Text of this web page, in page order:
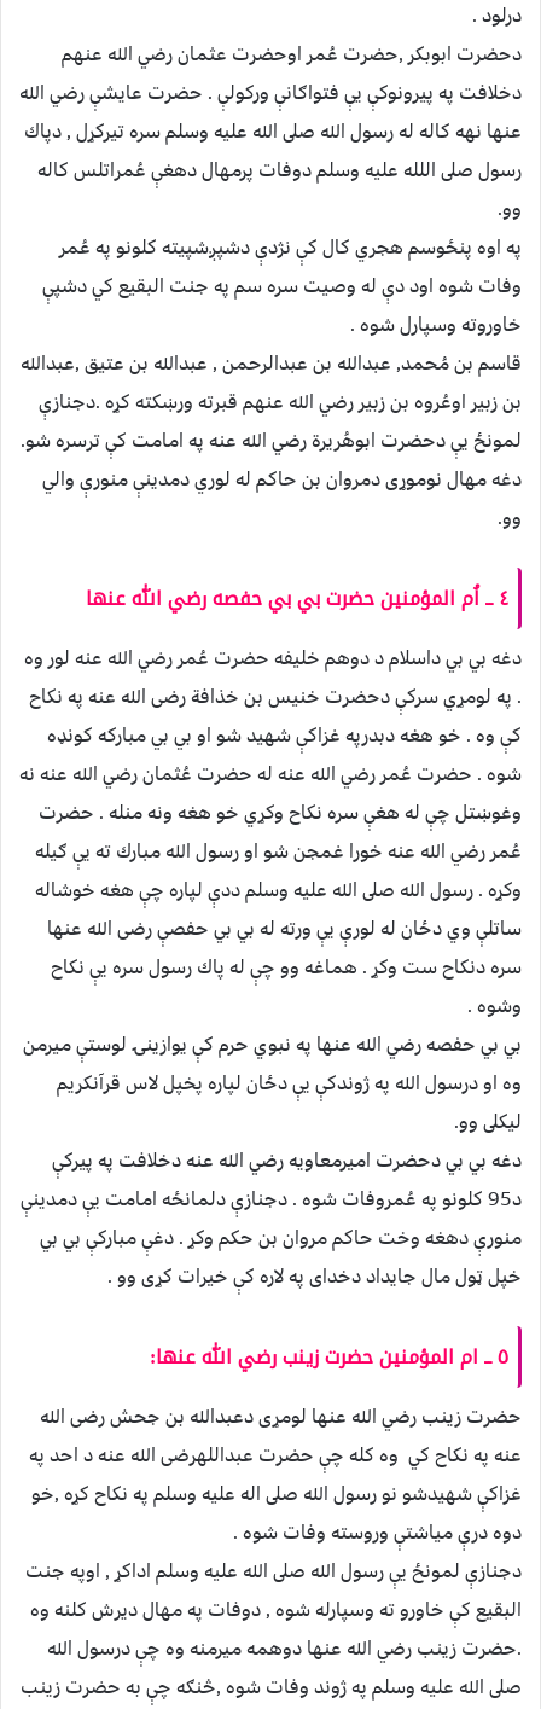
درلود .
دحضرت ابوبكر ,حضرت عُمر اوحضرت عثمان رضي الله عنهم
دخلافت په پيرونوكې يې فتواګانې وركولې . حضرت عايشې رضي الله
عنها نهه كاله له رسول الله صلى الله عليه وسلم سره تيركړل , دپاك
رسول صلى اللله عليه وسلم دوفات پرمهال دهغې عُمراتلس كاله
وو.
په اوه پنځوسم هجري كال كې نژدې دشپږشپيته كلونو په عُمر
وفات شوه اود دې له وصيت سره سم په جنت البقيع كي دشپې
خاوروته وسپارل شوه .
قاسم بن مُحمد, عبدالله بن عبدالرحمن , عبدالله بن عتيق ,عبدالله
بن زبير اوعُروه بن زبير رضي الله عنهم قبرته ورښكته كړه .دجنازې
لمونځ يې دحضرت ابوهُريرة رضي الله عنه په امامت كې ترسره شو.
دغه مهال نوموړى دمروان بن حاكم له لوري دمدينې منورې والي
وو.
٤ ــ اُم المؤمنين حضرت بي بي حفصه رضي الله عنها
دغه بي بي داسلام د دوهم خليفه حضرت عُمر رضي الله عنه لور وه
. په لومړي سركې دحضرت خنيس بن خذافة رضى الله عنه په نكاح
كې وه . خو هغه دبدرپه غزاكې شهيد شو او بي بي مباركه كونډه
شوه . حضرت عُمر رضي الله عنه له حضرت عُثمان رضي الله عنه نه
وغوښتل چې له هغې سره نكاح وكړي خو هغه ونه منله . حضرت
عُمر رضي الله عنه خورا غمجن شو او رسول الله مبارك ته يې ګيله
وكړه . رسول الله صلى الله عليه وسلم ددې لپاره چې هغه خوشاله
ساتلې وي دځان له لورې يې ورته له بي بي حفصې رضى الله عنها
سره دنكاح ست وكړ . هماغه وو چې له پاك رسول سره يې نكاح
وشوه .
بي بي حفصه رضي الله عنها په نبوي حرم كې يوازينۍ لوستې ميرمن
وه او درسول الله په ژوندكې يې دځان لپاره پخپل لاس قرآنكريم
ليكلى وو.
دغه بي بي دحضرت اميرمعاويه رضي الله عنه دخلافت په پيركې
د95 كلونو په عُمروفات شوه . دجنازې دلمانځه امامت يې دمدينې
منورې دهغه وخت حاكم مروان بن حكم وكړ . دغې مباركې بي بي
خپل ټول مال جايداد دخدای په لاره كې خيرات كړى وو .
٥ ــ ام المؤمنين حضرت زينب رضي الله عنها:
حضرت زينب رضي الله عنها لومړى دعبدالله بن جحش رضى الله
عنه په نكاح كي وه كله چې حضرت عبداللهرضى الله عنه د احد په
غزاكې شهيدشو نو رسول الله صلى اله عليه وسلم په نكاح كړه ,خو
دوه درې مياشتې وروسته وفات شوه .
دجنازې لمونځ يې رسول الله صلى الله عليه وسلم اداكړ , اوپه جنت
البقيع كې خاورو ته وسپارله شوه , دوفات په مهال ديرش كلنه وه
.حضرت زينب رضي الله عنها دوهمه ميرمنه وه چې درسول الله
صلى الله عليه وسلم په ژوند وفات شوه ,څنګه چې به حضرت زينب